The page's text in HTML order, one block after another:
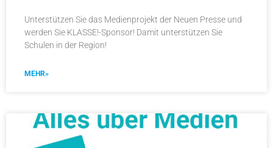
Unterstützen Sie das Medienprojekt der Neuen Presse und
werden Sie KLASSE!-Sponsor! Damit unterstützen Sie
Schulen in der Region!
MEHR»